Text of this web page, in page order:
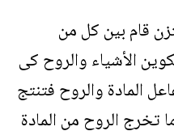
قام بين كل من
الأشياء والروح كى
المادة والروح فتنتج
تخرج الروح من المادة